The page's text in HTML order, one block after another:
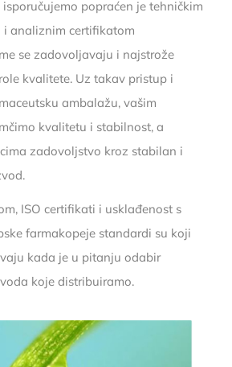
popraćen je tehničkim
i analiznim certifikatom
se zadovoljavaju i najstrože
kvalitete. Uz takav pristup i
ambalažu, vašim
kvalitetu i stabilnost, a
zadovoljstvo kroz stabilan i
ISO certifikati i usklađenost s
farmakopeje standardi su koji
kada je u pitanju odabir
koje distribuiramo.